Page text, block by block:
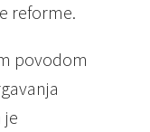
reforme.
povodom
je